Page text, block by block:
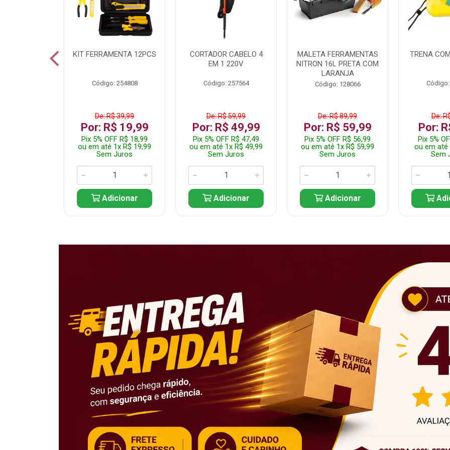
KIT FERRAMENTA 12PCS
Código: 254808
De: R$ 39,99
Por: R$ 19,99
Pix 5% OFF R$ 18,99
ou em até 1x R$ 19,99
Sem Juros
Adicionar
CORTADOR CABELO 4
EM 1 220V
Código: 257564
De: R$ 59,99
Por: R$ 49,99
Pix 5% OFF R$ 47,49
ou em até 1x R$ 49,99
Sem Juros
Adicionar
MALETA FERRAMENTAS
NITRON 16L PRETA COM
LARANJA
Código: 128066
De: R$ 89,99
Por: R$ 59,99
Pix 5% OFF R$ 56,99
ou em até 1x R$ 59,99
Sem Juros
Adicionar
TRENA
De:
Por:
Pix 5%
ou em até
Sem